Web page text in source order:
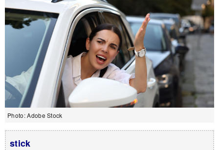
Photo: Adobe Stock
stick